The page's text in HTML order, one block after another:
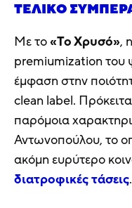
ΤΕΛΙΚΌ
Με το«Το Χρυσό», η
premiumization του
έμφαση στην
clean label.
παρόμοια
Αντωνοπούλου, το
ακόμη ευρύτερο
διατροφικές τάσεις.